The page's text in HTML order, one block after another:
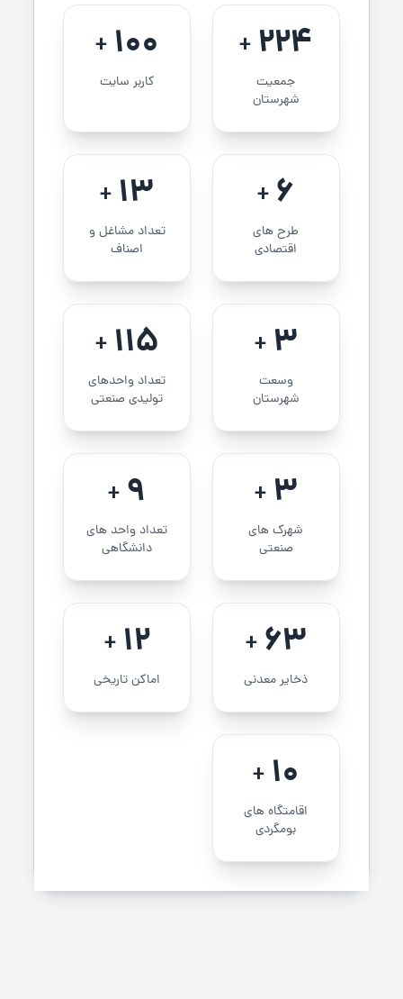
224
+
جمعیت
شهرستان
100
+
کاربر سایت
6
+
طرح های
اقتصادی
13
+
تعداد مشاغل و
اصناف
3
+
وسعت
شهرستان
115
+
تعداد واحدهای
تولیدی صنعتی
3
+
شهرک های
صنعتی
9
+
تعداد واحد های
دانشگاهی
63
+
ذخایر معدنی
12
+
اماکن تاریخی
10
+
اقامتگاه های
بومگردی